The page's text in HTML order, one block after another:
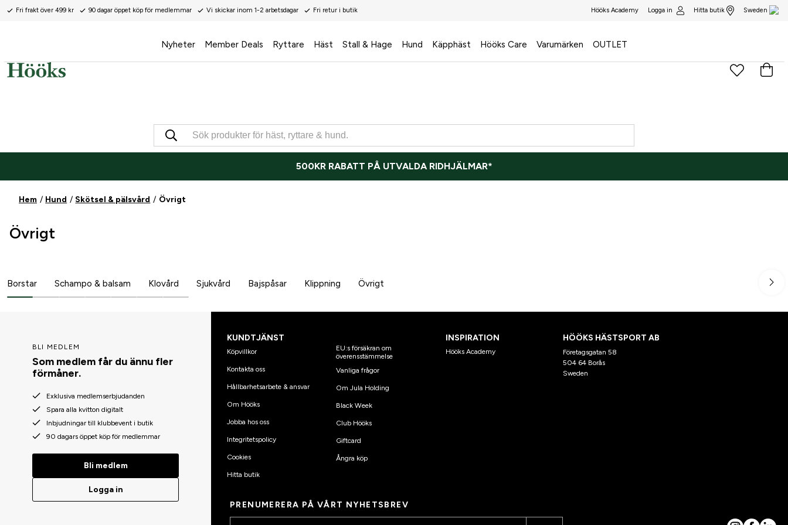
Fri frakt över 499 kr 90 dagar öppet köp för medlemmar Vi skickar inom 1-2 arbetsdagar Fri retur i butik Hööks Academy Logga in Hitta butik Sweden
Nyheter Member Deals Ryttare Häst Stall & Hage Hund Käpphäst Hööks Care Varumärken OUTLET
500KR RABATT PÅ UTVALDA RIDHJÄLMAR*
Hem Hund Skötsel & pälsvård Övrigt
Övrigt
Borstar Schampo & balsam Klovård Sjukvård Bajspåsar Klippning Övrigt
BLI MEDLEM
Som medlem får du ännu fler
förmåner.
Exklusiva medlemserbjudanden
Spara alla kvitton digitalt
Inbjudningar till klubbevent i butik
90 dagars öppet köp för medlemmar
Bli medlem
Logga in
KUNDTJÄNST
Köpvillkor
Kontakta oss
Hållbarhetsarbete & ansvar
Om Hööks
Jobba hos oss
Integritetspolicy
Cookies
Hitta butik
EU:s försäkran om
överensstämmelse
Vanliga frågor
Om Jula Holding
Black Week
Club Hööks
Giftcard
Ångra köp
INSPIRATION
Hööks Academy
HÖÖKS HÄSTSPORT AB
Företagsgatan 58
504 64 Borås
Sweden
PRENUMERERA PÅ VÅRT NYHETSBREV